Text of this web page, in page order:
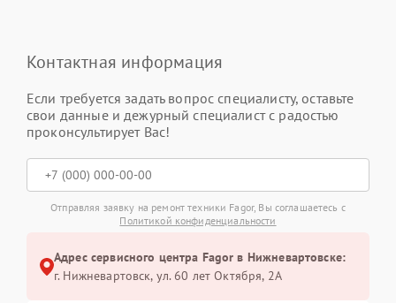
Контактная информация
Если требуется задать вопрос специалисту, оставьте
свои данные и дежурный специалист с радостью
проконсультирует Вас!
Отправляя заявку на ремонт техники Fagor, Вы соглашаетесь с
Политикой конфиденциальности
Адрес сервисного центра Fagor в Нижневартовске:
г. Нижневартовск, ул. 60 лет Октября, 2А